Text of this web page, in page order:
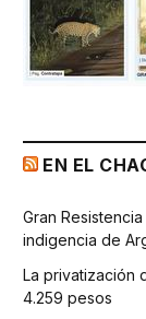
EN EL
Gran
indigencia de
La privatización
4.259 pesos